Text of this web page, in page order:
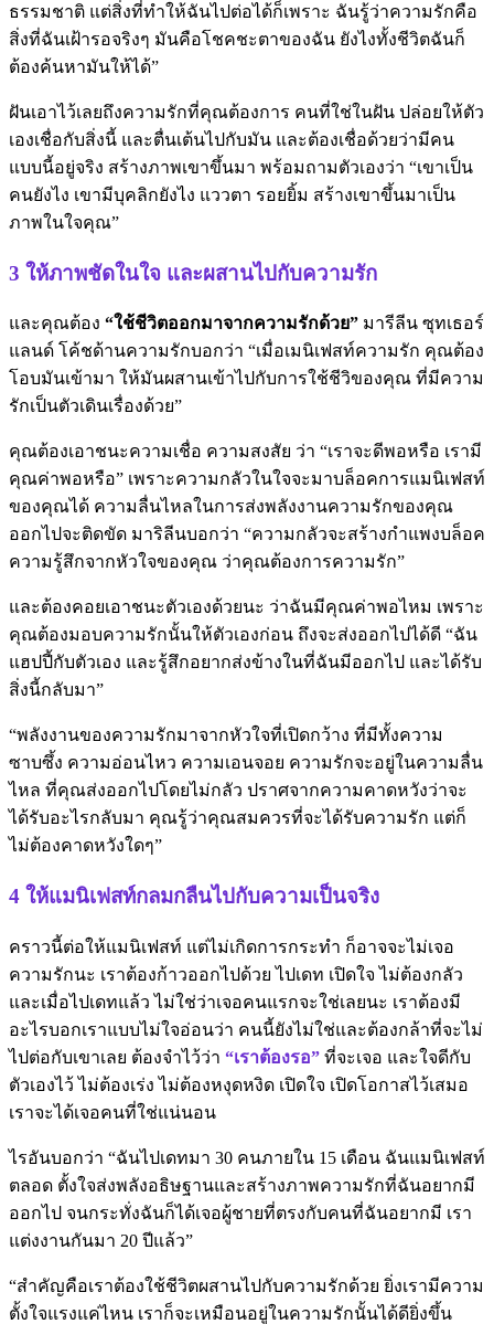
ธรรมชาติ แต่สิ่งที่ทำให้ฉันไปต่อได้ก็เพราะ ฉันรู้ว่าความรักคือ
สิ่งที่ฉันเฝ้ารอจริงๆ มันคือโชคชะตาของฉัน ยังไงทั้งชีวิตฉันก็
ต้องค้นหามันให้ได้”
ฝันเอาไว้เลยถึงความรักที่คุณต้องการ คนที่ใช่ในฝัน ปล่อยให้ตัว
เองเชื่อกับสิ่งนี้ และตื่นเต้นไปกับมัน และต้องเชื่อด้วยว่ามีคน
แบบนี้อยู่จริง สร้างภาพเขาขึ้นมา พร้อมถามตัวเองว่า “เขาเป็น
คนยังไง เขามีบุคลิกยังไง แววตา รอยยิ้ม สร้างเขาขึ้นมาเป็น
ภาพในใจคุณ”
3 ให้ภาพชัดในใจ และผสานไปกับความรัก
และคุณต้อง “ใช้ชีวิตออกมาจากความรักด้วย” มารีลีน ซุทเธอร์
แลนด์ โค้ชด้านความรักบอกว่า “เมื่อเมนิเฟสท์ความรัก คุณต้อง
โอบมันเข้ามา ให้มันผสานเข้าไปกับการใช้ชีวิของคุณ ที่มีความ
รักเป็นตัวเดินเรื่องด้วย”
คุณต้องเอาชนะความเชื่อ ความสงสัย ว่า “เราจะดีพอหรือ เรามี
คุณค่าพอหรือ” เพราะความกลัวในใจจะมาบล็อคการแมนิเฟสท์
ของคุณได้ ความลื่นไหลในการส่งพลังงานความรักของคุณ
ออกไปจะติดขัด มาริลีนบอกว่า “ความกลัวจะสร้างกำแพงบล็อค
ความรู้สึกจากหัวใจของคุณ ว่าคุณต้องการความรัก”
และต้องคอยเอาชนะตัวเองด้วยนะ ว่าฉันมีคุณค่าพอไหม เพราะ
คุณต้องมอบความรักนั้นให้ตัวเองก่อน ถึงจะส่งออกไปได้ดี “ฉัน
แฮปปี้กับตัวเอง และรู้สึกอยากส่งข้างในที่ฉันมีออกไป และได้รับ
สิ่งนี้กลับมา”
“พลังงานของความรักมาจากหัวใจที่เปิดกว้าง ที่มีทั้งความ
ซาบซึ้ง ความอ่อนไหว ความเอนจอย ความรักจะอยู่ในความลื่น
ไหล ที่คุณส่งออกไปโดยไม่กลัว ปราศจากความคาดหวังว่าจะ
ได้รับอะไรกลับมา คุณรู้ว่าคุณสมควรที่จะได้รับความรัก แต่ก็
ไม่ต้องคาดหวังใดๆ”
4 ให้แมนิเฟสท์กลมกลืนไปกับความเป็นจริง
คราวนี้ต่อให้แมนิเฟสท์ แต่ไม่เกิดการกระทำ ก็อาจจะไม่เจอ
ความรักนะ เราต้องก้าวออกไปด้วย ไปเดท เปิดใจ ไม่ต้องกลัว
และเมื่อไปเดทแล้ว ไม่ใช่ว่าเจอคนแรกจะใช่เลยนะ เราต้องมี
อะไรบอกเราแบบไม่ใจอ่อนว่า คนนี้ยังไม่ใช่และต้องกล้าที่จะไม่
ไปต่อกับเขาเลย ต้องจำไว้ว่า “เราต้องรอ” ที่จะเจอ และใจดีกับ
ตัวเองไว้ ไม่ต้องเร่ง ไม่ต้องหงุดหงิด เปิดใจ เปิดโอกาสไว้เสมอ
เราจะได้เจอคนที่ใช่แน่นอน
ไรอันบอกว่า “ฉันไปเดทมา 30 คนภายใน 15 เดือน ฉันแมนิเฟสท์
ตลอด ตั้งใจส่งพลังอธิษฐานและสร้างภาพความรักที่ฉันอยากมี
ออกไป จนกระทั่งฉันก็ได้เจอผู้ชายที่ตรงกับคนที่ฉันอยากมี เรา
แต่งงานกันมา 20 ปีแล้ว”
“สำคัญคือเราต้องใช้ชีวิตผสานไปกับความรักด้วย ยิ่งเรามีความ
ตั้งใจแรงแค่ไหน เราก็จะเหมือนอยู่ในความรักนั้นได้ดียิ่งขึ้น